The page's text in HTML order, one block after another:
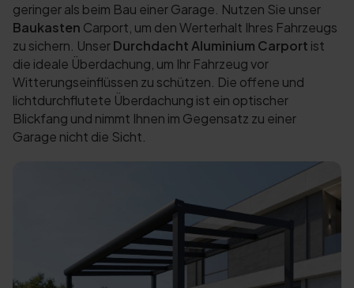
geringer als beim Bau einer Garage. Nutzen Sie unser
Baukasten Carport, um den Werterhalt Ihres Fahrzeugs
zu sichern. UnserDurchdacht Aluminium Carport ist
die ideale Überdachung, um Ihr Fahrzeug vor
Witterungseinflüssen zu schützen. Die offene und
lichtdurchflutete Überdachung ist ein optischer
Blickfang und nimmt Ihnen im Gegensatz zu einer
Garage nicht die Sicht.